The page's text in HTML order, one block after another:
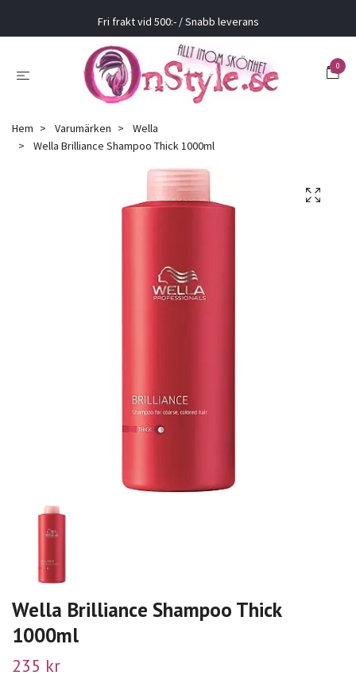
Fri frakt vid 500:- / Snabb leverans
0
Hem Varumärken
Wella
Wella Brilliance Shampoo Thick 1000ml
Wella Brilliance Shampoo Thick
1000ml
235 kr